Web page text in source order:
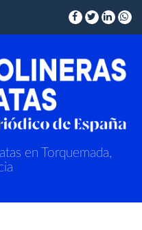
en Torquemada,